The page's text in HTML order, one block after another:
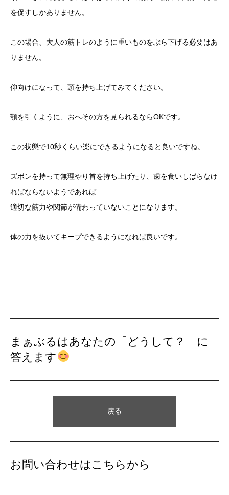
を促すしかありません。
この場合、大人の筋トレのように重いものをぶら下げる必要はあ
りません。
仰向けになって、頭を持ち上げてみてください。
顎を引くように、おへその方を見られるならOKです。
この状態で10秒くらい楽にできるようになると良いですね。
ズボンを持って無理やり首を持ち上げたり、歯を食いしばらなけ
ればならないようであれば
適切な筋力や関節が備わっていないことになります。
体の力を抜いてキープできるようになれば良いです。
まぁぶるはあなたの「どうして？」に
答えます
戻る
お問い合わせはこちらから